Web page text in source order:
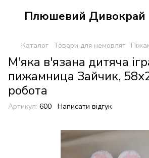
Плюшевий Дивокрай
Каталог Товари для немовлят
М'яка в'язана дитяча
пижамница Зайчик,
робота
Артикул: 600 Написати відгук